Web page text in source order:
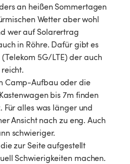
an heißen Sommertagen
Wetter aber wohl
wer auf Solarertrag
in Röhre. Dafür gibt es
5G/LTE) der auch
Camp-Aufbau oder die
bis 7m finden
alles was länger und
Ansicht nach zu eng. Auch
schwieriger.
zur Seite aufgestellt
Schwierigkeiten machen.